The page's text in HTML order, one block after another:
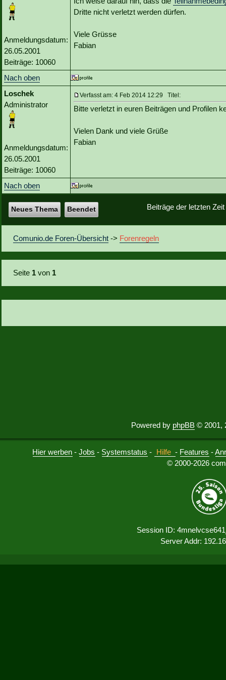
Anmeldungsdatum:
26.05.2001
Beiträge: 10060
Dritte nicht verletzt werden dürfen.
Viele Grüsse
Fabian
Nach oben
Loschek
Administrator
Anmeldungsdatum:
26.05.2001
Beiträge: 10060
Verfasst am: 4 Feb 2014 12:29 Titel:
Bitte verletzt in euren Beiträgen und Profilen
Vielen Dank und viele Grüße
Fabian
Nach oben
Beiträge der letzten
Neues Thema Beendet
Comunio.de Foren-Übersicht -> Forenregeln
Seite 1 von 1
Powered by phpBB © 2001,
Hier werben -Jobs - Systemstatus - Hilfe - Features -
© 2000-2026
Session ID:
Server Addr: